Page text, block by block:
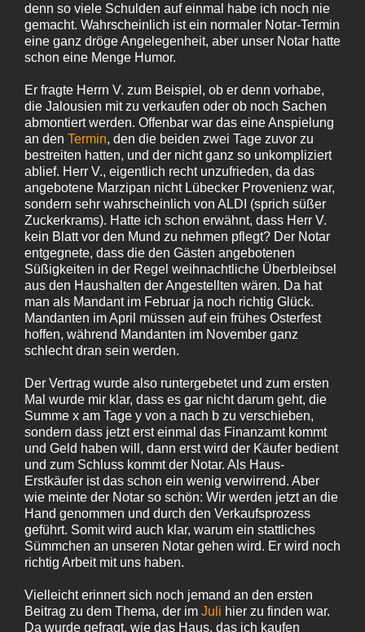
denn so viele Schulden auf einmal habe ich noch nie
gemacht. Wahrscheinlich ist ein normaler Notar-Termin
eine ganz dröge Angelegenheit, aber unser Notar hatte
schon eine Menge Humor.
Er fragte Herrn V. zum Beispiel, ob er denn vorhabe,
die Jalousien mit zu verkaufen oder ob noch Sachen
abmontiert werden. Offenbar war das eine Anspielung
an den Termin, den die beiden zwei Tage zuvor zu
bestreiten hatten, und der nicht ganz so unkompliziert
ablief. Herr V., eigentlich recht unzufrieden, da das
angebotene Marzipan nicht Lübecker Provenienz war,
sondern sehr wahrscheinlich von ALDI (sprich süßer
Zuckerkrams). Hatte ich schon erwähnt, dass Herr V.
kein Blatt vor den Mund zu nehmen pflegt? Der Notar
entgegnete, dass die den Gästen angebotenen
Süßigkeiten in der Regel weihnachtliche Überbleibsel
aus den Haushalten der Angestellten wären. Da hat
man als Mandant im Februar ja noch richtig Glück.
Mandanten im April müssen auf ein frühes Osterfest
hoffen, während Mandanten im November ganz
schlecht dran sein werden.
Der Vertrag wurde also runtergebetet und zum ersten
Mal wurde mir klar, dass es gar nicht darum geht, die
Summe x am Tage y von a nach b zu verschieben,
sondern dass jetzt erst einmal das Finanzamt kommt
und Geld haben will, dann erst wird der Käufer bedient
und zum Schluss kommt der Notar. Als Haus-
Erstkäufer ist das schon ein wenig verwirrend. Aber
wie meinte der Notar so schön: Wir werden jetzt an die
Hand genommen und durch den Verkaufsprozess
geführt. Somit wird auch klar, warum ein stattliches
Sümmchen an unseren Notar gehen wird. Er wird noch
richtig Arbeit mit uns haben.
Vielleicht erinnert sich noch jemand an den ersten
Beitrag zu dem Thema, der im Juli hier zu finden war.
Da wurde gefragt, wie das Haus, das ich kaufen